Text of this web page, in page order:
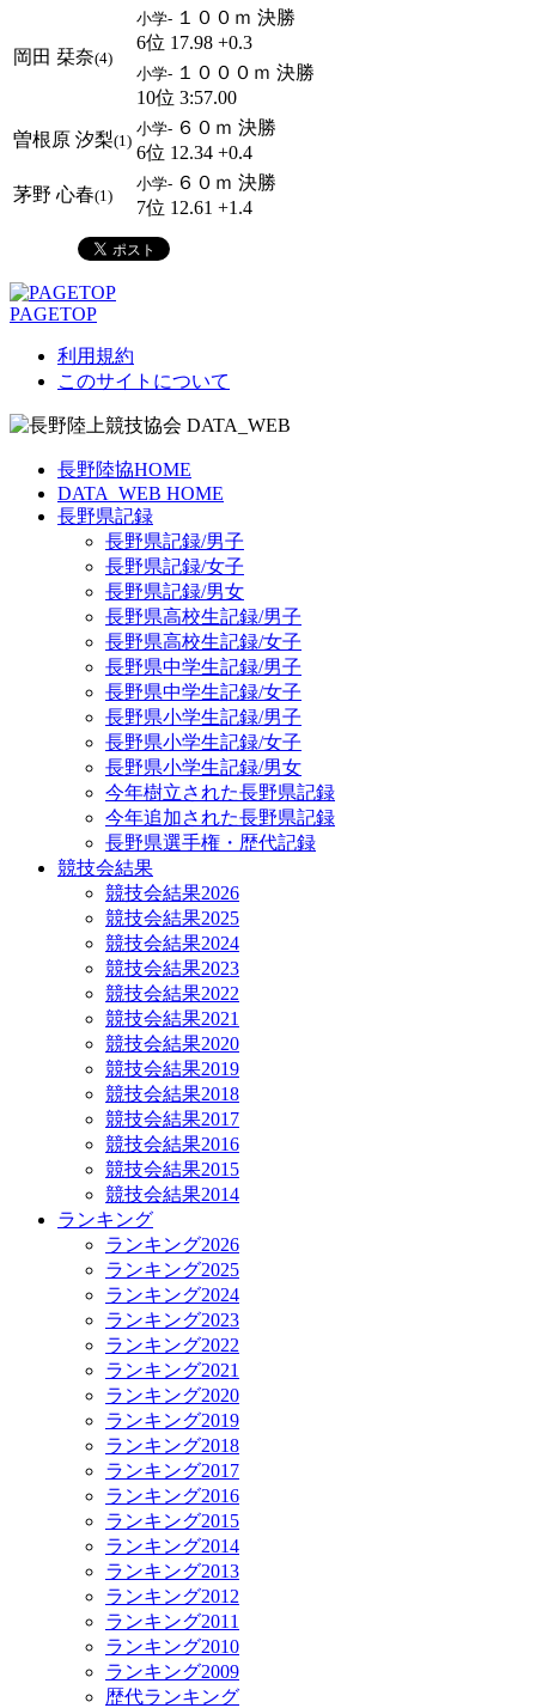
岡田 栞奈(4)
小学- １００ｍ 決勝
6位 17.98 +0.3
小学- １０００ｍ 決勝
10位 3:57.00
曽根原 汐梨(1)
小学- ６０ｍ 決勝
6位 12.34 +0.4
茅野 心春(1)
小学- ６０ｍ 決勝
7位 12.61 +1.4
PAGETOP
利用規約
このサイトについて
長野陸協HOME
DATA_WEB HOME
長野県記録
長野県記録/男子
長野県記録/女子
長野県記録/男女
長野県高校生記録/男子
長野県高校生記録/女子
長野県中学生記録/男子
長野県中学生記録/女子
長野県小学生記録/男子
長野県小学生記録/女子
長野県小学生記録/男女
今年樹立された長野県記録
今年追加された長野県記録
長野県選手権・歴代記録
競技会結果
競技会結果2026
競技会結果2025
競技会結果2024
競技会結果2023
競技会結果2022
競技会結果2021
競技会結果2020
競技会結果2019
競技会結果2018
競技会結果2017
競技会結果2016
競技会結果2015
競技会結果2014
ランキング
ランキング2026
ランキング2025
ランキング2024
ランキング2023
ランキング2022
ランキング2021
ランキング2020
ランキング2019
ランキング2018
ランキング2017
ランキング2016
ランキング2015
ランキング2014
ランキング2013
ランキング2012
ランキング2011
ランキング2010
ランキング2009
歴代ランキング